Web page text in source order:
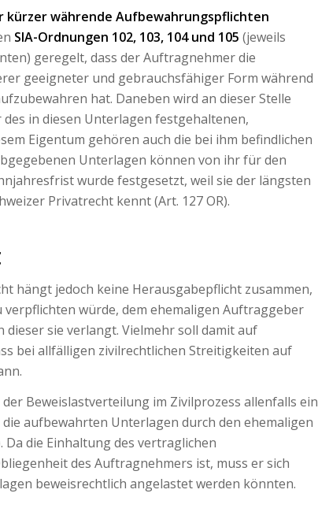
kürzer währende Aufbewahrungspflichten
SIA-Ordnungen 102, 103, 104 und 105 (jeweils
geregelt, dass der Auftragnehmer die
geeigneter und gebrauchsfähiger Form während
hat. Daneben wird an dieser Stelle
in diesen Unterlagen festgehaltenen,
Eigentum gehören auch die bei ihm befindlichen
Unterlagen können von ihr für den
wurde festgesetzt, weil sie der längsten
Privatrecht kennt (Art. 127 OR).
hängt jedoch keine Herausgabepflicht zusammen,
würde, dem ehemaligen Auftraggeber
sie verlangt. Vielmehr soll damit auf
bei allfälligen zivilrechtlichen Streitigkeiten auf
Beweislastverteilung im Zivilprozess allenfalls ein
aufbewahrten Unterlagen durch den ehemaligen
die Einhaltung des vertraglichen
des Auftragnehmers ist, muss er sich
beweisrechtlich angelastet werden könnten.